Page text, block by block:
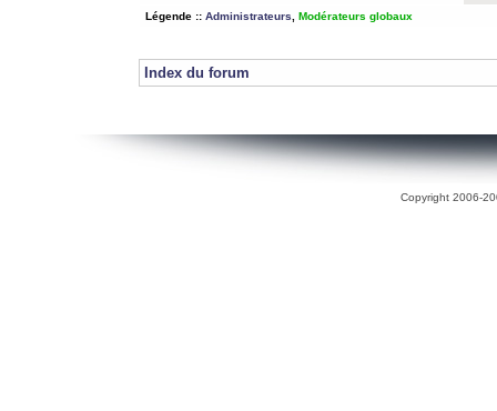
Légende :: Administrateurs Modérateurs globaux
Index du forum
Copyright 2006-